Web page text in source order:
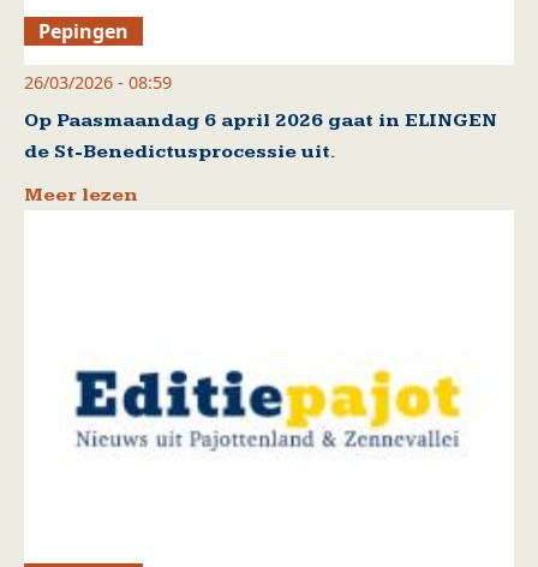
Pepingen
26/03/2026 - 08:59
Op Paasmaandag 6 april 2026 gaat in ELINGEN
de St-Benedictusprocessie uit.
Meer lezen